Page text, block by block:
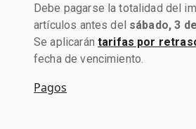
Debe pagarse la totalidad del
artículos antes del sábado, 3
Se aplicarán tarifas por
fecha de vencimiento.
Pagos